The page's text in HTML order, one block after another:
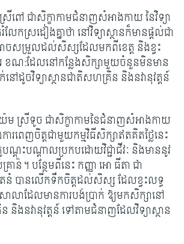
ៅ ជាសិក្ខាកាមជំនាញសំអាងកាយ នៃវិទ្យា
ែកស្រដៀងគ្នាថា នៅវិទ្យាស្ថានក៏មានផ្តល់ជា
ាចសម្រួលដល់សិស្សដែលមកពីខេត្ត និងខ្វះ
រ ខណ:ដែលនៅកន្លែងសិក្សាមួយចំនួនមិនមាន
ក់នៅដូចវិទ្យាស្ថានជាតិសហគ្រិន និងនវានុវត្តន៍
យ៉ែម ស្រីទូច ជាសិក្ខាកាមនៃជំនាញសំអាងកាយ
ារពេញចិត្តជាមួយកម្មវិធីសិក្សាឥតគិតថ្លៃនេះ
ណ្តុះបណ្តាលប្រកបដោយវិជ្ជាជីវៈ និងមាននូវ
ាន់។ បន្ថែមពីនេះ កញ្ញា អោ ធីតា ជា
នំ បានលើកទឹកចិត្តដល់សិស្ស ដែលខ្វះលទ្ធ
ាលាដែលមានការបង់ប្រាក់ ឱ្យមកសិក្សានៅ
និងនវានុវត្តន៍ ទៅតាមជំនាញដែលវិទ្យាស្ថាន